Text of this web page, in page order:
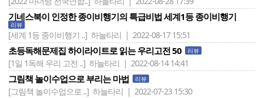
기네스북이 인정한 종이비행기의 특급비법 세계1등 종이비행기
리뷰
[세계 1등 종이비행기 ..] 하늘타리 | 2022-08-17 15:51
초등독해문제집 하이라이트로 읽는 우리고전 50 리뷰
[1일 1독해 우리 고전 ..] 하늘타리 | 2022-08-14 14:41
그림책 놀이수업으로 부리는 마법 리뷰
[그림책 놀이수업으로 ..] 하늘타리 | 2022-07-23 15:30